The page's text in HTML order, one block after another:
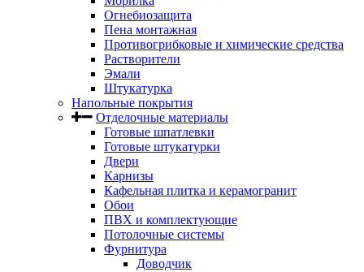
Огнебиозащита
Пена монтажная
Противогрибковые и химические средства
Растворители
Эмали
Штукатурка
Напольные покрытия
Отделочные материалы
Готовые шпатлевки
Готовые штукатурки
Двери
Карнизы
Кафельная плитка и керамогранит
Обои
ПВХ и комплектующие
Потолочные системы
Фурнитура
Доводчик